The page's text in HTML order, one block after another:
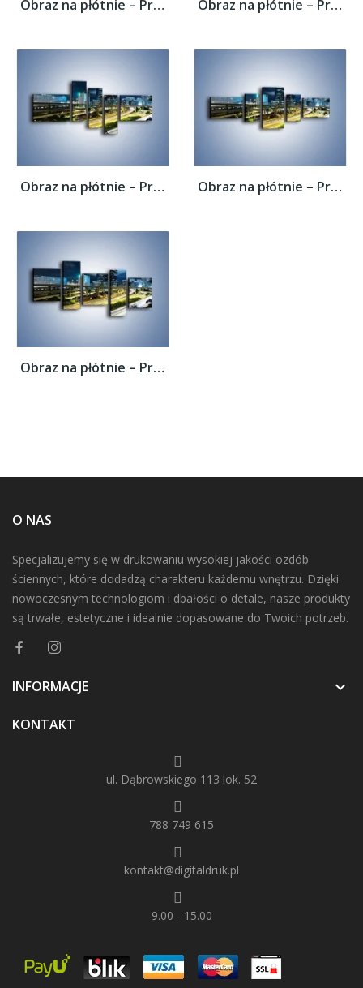
Obraz na płótnie – Przedmieście miasta... Obraz na płótnie – Przedmieście miasta...
Obraz na płótnie – Przedmieście miasta... Obraz na płótnie – Przedmieście miasta...
Obraz na płótnie – Przedmieście miasta...
O NAS
Specjalizujemy się w drukowaniu wysokiej jakości ozdób
ściennych, które dodadzą charakteru każdemu wnętrzu. Dzięki
nowoczesnym technologiom i dbałości o detale, nasze produkty
są trwałe, estetyczne i idealnie dopasowane do Twoich potrzeb.
INFORMACJE 
KONTAKT
ul. Dąbrowskiego 113 lok. 52
788 749 615
kontakt@digitaldruk.pl
9.00 - 15.00